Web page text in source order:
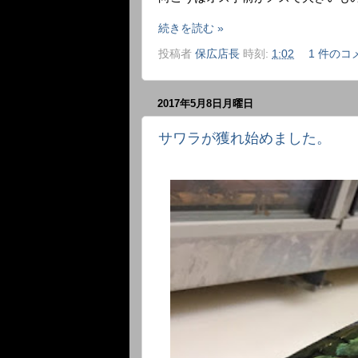
続きを読む »
投稿者 保広店長 時刻: 1:02 1 件のコ
2017年5月8日月曜日
サワラが獲れ始めました。